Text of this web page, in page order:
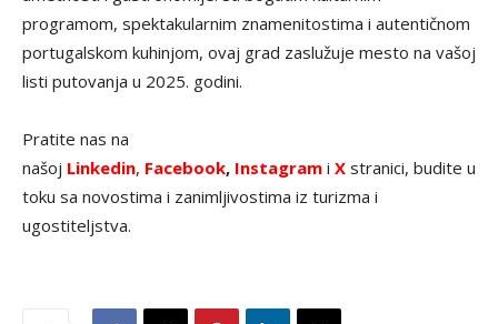
programom, spektakularnim znamenitostima i autentičnom
portugalskom kuhinjom, ovaj grad zaslužuje mesto na vašoj
listi putovanja u 2025. godini.
Pratite nas na
našoj Linkedin, Facebook, Instagram i X stranici, budite u
toku sa novostima i zanimljivostima iz turizma i
ugostiteljstva.